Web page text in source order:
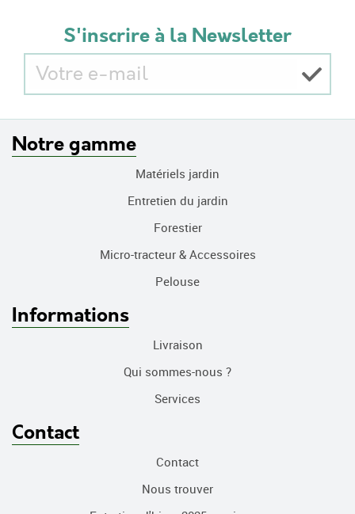
S'inscrire à la Newsletter
Notre gamme
Matériels jardin
Entretien du jardin
Forestier
Micro-tracteur & Accessoires
Pelouse
Informations
Livraison
Qui sommes-nous ?
Services
Contact
Contact
Nous trouver